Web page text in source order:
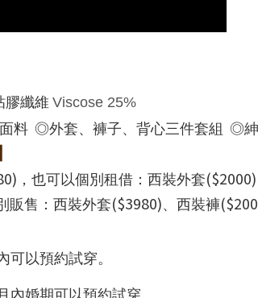
膠纖維 Viscose 25%
料 ◎外套、褲子、背心三件套組 ◎
，也可以個別租借：西裝外套($2000)
販售：西裝外套($3980)、西裝褲
可以預約試穿。
內婚期可以預約試穿。